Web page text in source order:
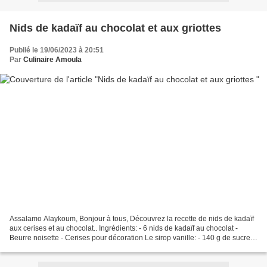
Nids de kadaïf au chocolat et aux griottes
Publié le 19/06/2023 à 20:51
Par Culinaire Amoula
Assalamo Alaykoum, Bonjour à tous, Découvrez la recette de nids de kadaïf
aux cerises et au chocolat.. Ingrédients: - 6 nids de kadaïf au chocolat -
Beurre noisette - Cerises pour décoration Le sirop vanille: - 140 g de sucre -